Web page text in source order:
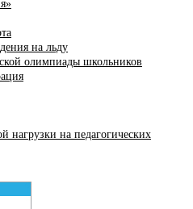
на льду
олимпиады школьников
нагрузки на педагогических